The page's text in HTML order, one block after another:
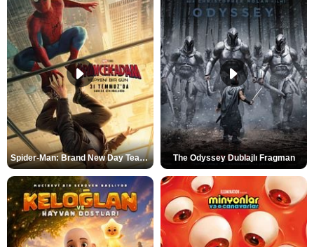
Spider-Man: Brand New Day Teaser The Odyssey Dublajlı Fragman